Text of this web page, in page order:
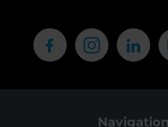
Navigation